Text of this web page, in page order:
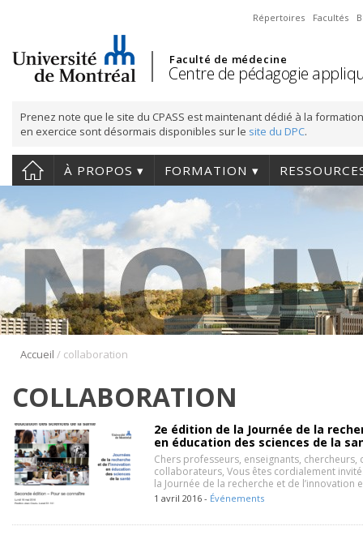
Répertoires Facultés
Faculté de médecine
Centre de pédagogie
Prenez note que le site du CPASS est maintenant dédié à la
en exercice sont désormais disponibles sur le site du DPC.
À PROPOS FORMATION
Accueil / collaboration
COLLABORATION
2e édition de la Journée de la
en éducation des sciences de la
Chers professeurs, enseignants, chercheurs,
collaborateurs, Vous êtes cordialement
la Journée de la recherche et de
1 avril 2016 - Événements